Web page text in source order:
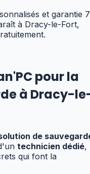
et garantie 7
à Dracy-le-Fort,
pourla
à Dracy-
de
technicien dédié,
qui font la